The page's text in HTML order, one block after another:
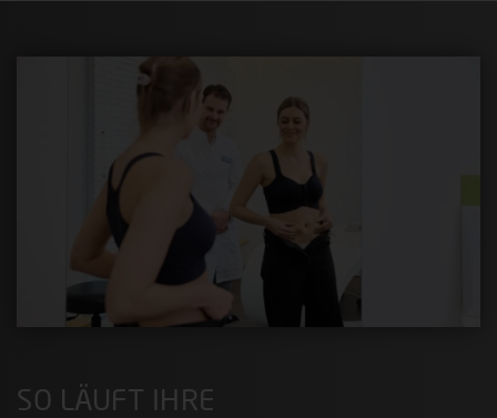
SO LÄUFT IHRE